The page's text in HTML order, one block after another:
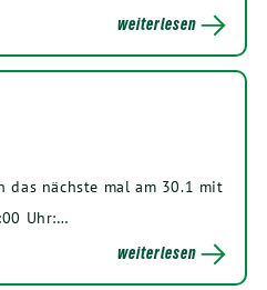
weiterlesen
nächs­te mal am 30.1 mit
:00 Uhr:…
weiterlesen